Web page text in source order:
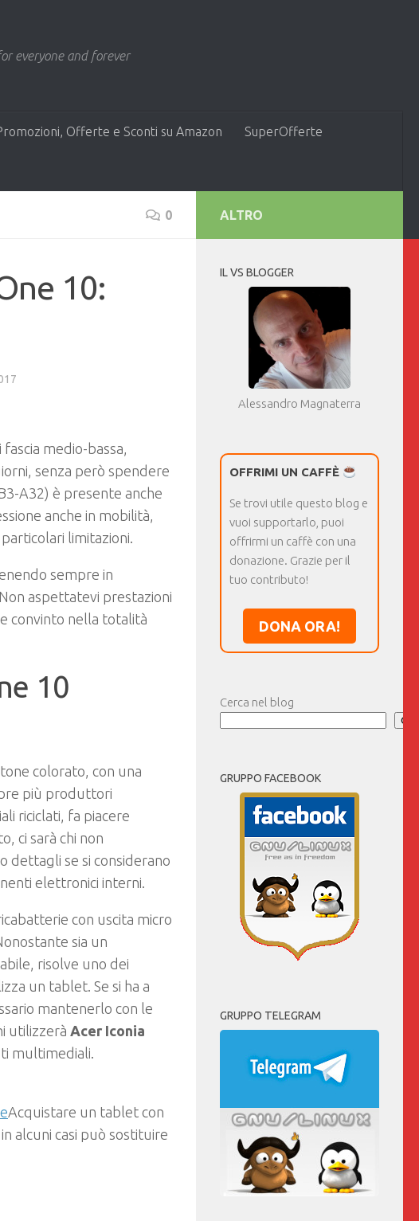
everyone and forever
Offerte e Sconti su Amazon SuperOfferte
0
10:
medio-bassa,
senza però spendere
A32) è presente anche
anche in mobilità,
limitazioni.
sempre in
aspettatevi prestazioni
convinto nella totalità
10
colorato, con una
più produttori
riciclati, fa piacere
ci sarà chi non
dettagli se si considerano
elettronici interni.
con uscita micro
sia un
risolve uno dei
un tablet. Se si ha a
mantenerlo con le
utilizzerà Acer Iconia
multimediali.
Acquistare un tablet con
alcuni casi può sostituire
ALTRO
IL VS BLOGGER
Alessandro Magnaterra
OFFRIMI UN CAFFÈ
Se trovi utile questo blog e
vuoi supportarlo, puoi
offrirmi un caffè con una
donazione. Grazie per il
tuo contributo!
DONA ORA!
Cerca nel blog
GRUPPO FACEBOOK
GRUPPO TELEGRAM